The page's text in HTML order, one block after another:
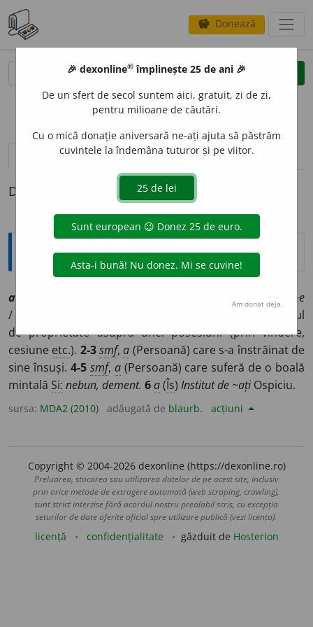
savings Donează
clear
opțiuni
definiții (1)
Definiția cu ID-ul 1009666:
Explicative DEX
alien
ți, ~e
/
) Care a trecut asupra altuia dreptul
de proprietate asupra unei posesiuni (prin vindere,
cesiune etc.). 2-3smf,a (Persoană) care s-a înstrăinat de
sine însuși. 4-5 smf, a(Persoană) care suferă de o boală
mintală Si: nebun, dement. 6a(Îs) Institut de ~ați Ospiciu.
sursa: MDA2 (2010) adăugată de blaurb. acțiuni
Copyright © 2004-2026 dexonline (https://dexonline.ro)
Preluarea, stocarea sau utilizarea datelor de pe acest site, inclusiv
prin orice metode de extragere automată (web scraping, crawling),
sunt strict interzise fără acordul nostru prealabil scris, cu excepția
seturilor de date oferite oficial spre utilizare publică (vezi licența).
licență confidențialitate găzduit de Hosterion
🎉 dexonline® împlinește 25 de ani 🎉
De un sfert de secol suntem aici, gratuit, zi de zi,
pentru milioane de căutări.
Cu o mică donație aniversară ne-ați ajuta să păstrăm
cuvintele la îndemâna tuturor și pe viitor.
Am donat deja.